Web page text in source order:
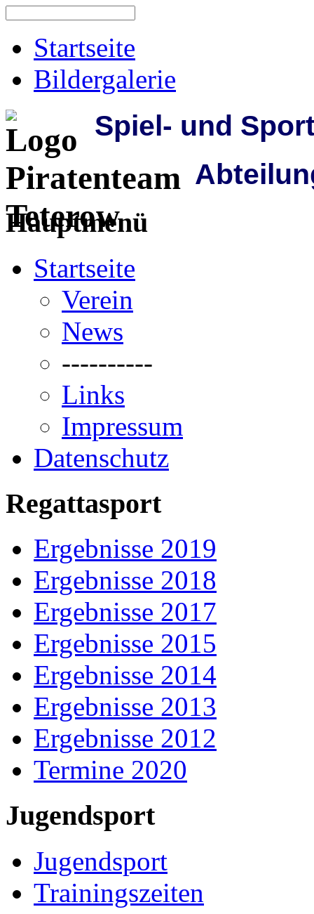
Startseite
Bildergalerie
Spiel- und
Hauptmenü
Startseite
Verein
News
----------
Links
Impressum
Datenschutz
Regattasport
Ergebnisse 2019
Ergebnisse 2018
Ergebnisse 2017
Ergebnisse 2015
Ergebnisse 2014
Ergebnisse 2013
Ergebnisse 2012
Termine 2020
Jugendsport
Jugendsport
Trainingszeiten